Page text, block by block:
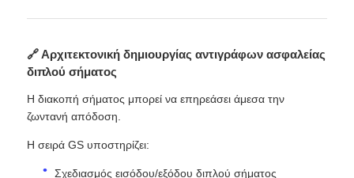
🔗 Αρχιτεκτονική δημιουργίας αντιγράφων ασφαλείας
διπλού σήματος
Η διακοπή σήματος μπορεί να επηρεάσει άμεσα την
ζωντανή απόδοση.
Η σειρά GS υποστηρίζει:
Σχεδιασμός εισόδου/εξόδου διπλού σήματος